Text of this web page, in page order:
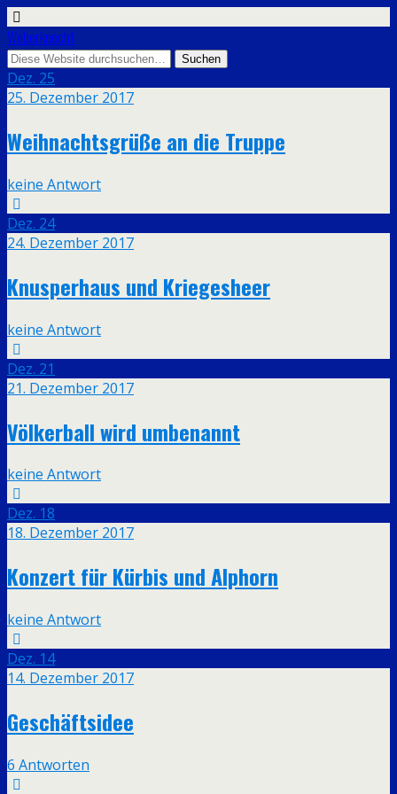
Weberknecht
Dez. 25
25. Dezember 2017
Weihnachtsgrüße an die Truppe
keine Antwort
Dez. 24
24. Dezember 2017
Knusperhaus und Kriegesheer
keine Antwort
Dez. 21
21. Dezember 2017
Völkerball wird umbenannt
keine Antwort
Dez. 18
18. Dezember 2017
Konzert für Kürbis und Alphorn
keine Antwort
Dez. 14
14. Dezember 2017
Geschäftsidee
6 Antworten